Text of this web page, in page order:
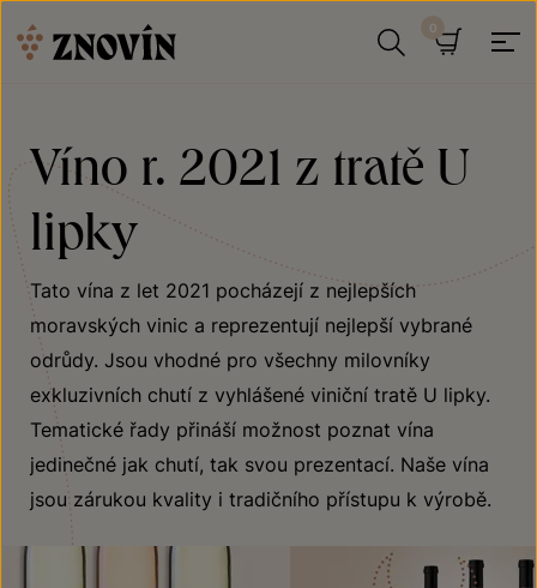
Víno r. 2021 z tratě U
lipky
Tato vína z let 2021 pocházejí z nejlepších
moravských vinic a reprezentují nejlepší vybrané
odrůdy. Jsou vhodné pro všechny milovníky
exkluzivních chutí z vyhlášené viniční tratě U lipky.
Tematické řady přináší možnost poznat vína
jedinečné jak chutí, tak svou prezentací. Naše vína
jsou zárukou kvality i tradičního přístupu k výrobě.